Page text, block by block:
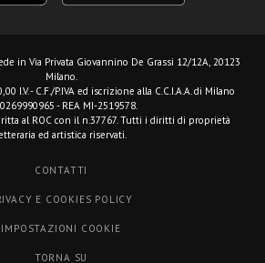
in Via Privata Giovannino De Grassi 12/12A, 20123
Milano.
I.V. - C.F./P.IVA ed iscrizione alla C.C.I.A.A. di Milano
- REA MI-2519578.
al ROC con il n.37767. Tutti i diritti di proprietà
ed artistica riservati.
CONTATTI
E COOKIES POLICY
IMPOSTAZIONI COOKIE
TORNA SU